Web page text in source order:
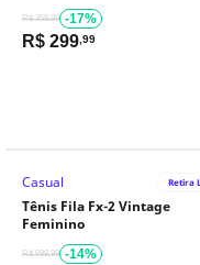
R$ 359,99 -17%
R$ 299 ,99
Casual Retira
Tênis Fila Fx-2 Vintage
Feminino
R$ 699,99 -14%